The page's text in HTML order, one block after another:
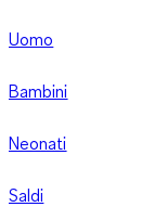
Uomo
Bambini
Neonati
Saldi